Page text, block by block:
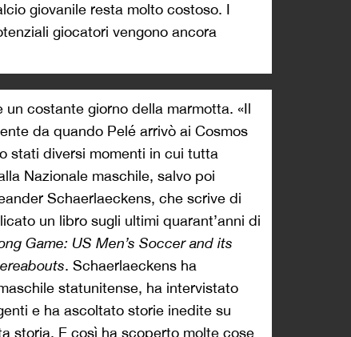
giovanile resta molto costoso. I
giocatori vengono ancora
un costante giorno della marmotta. «Il
da quando Pelé arrivò ai Cosmos
stati diversi momenti in cui tutta
Nazionale maschile, salvo poi
Schaerlaeckens, che scrive di
un libro sugli ultimi quarant’anni di
Game: US Men’s Soccer and its
. Schaerlaeckens ha
statunitense, ha intervistato
e ha ascoltato storie inedite su
storia. E così ha scoperto molte cose